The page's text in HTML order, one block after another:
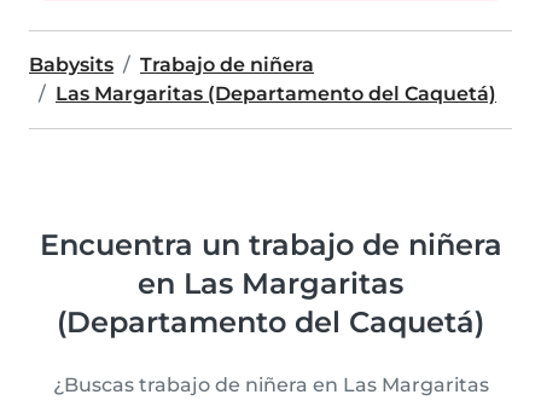
Babysits
Trabajo de niñera
Las Margaritas (Departamento del Caquetá)
Encuentra un trabajo de niñera
en Las Margaritas
(Departamento del Caquetá)
¿Buscas trabajo de niñera en Las Margaritas